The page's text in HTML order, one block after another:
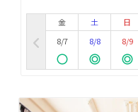
金
8/7
土
8/8
日
8/9